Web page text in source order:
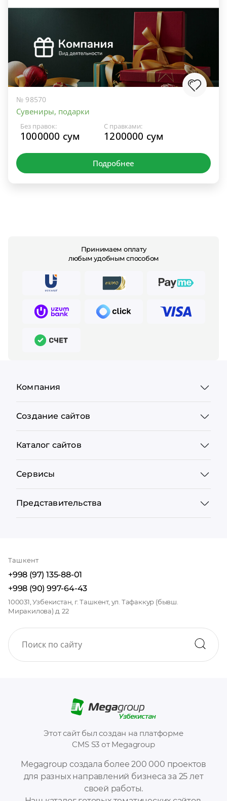
№ 98570
Сувениры, подарки
Без правок:
1000000 сум
С правками:
1200000 сум
Подробнее
Принимаем оплату
любым удобным способом
Megagroup создала более 200 000 проектов
для разных направлений бизнеса за 25 лет
своей работы.
Этот сайт был создан на платформе
CMS S3 от Megagroup
Компания
Создание сайтов
Каталог сайтов
Сервисы
Представительства
Ташкент
+998 (97) 135-88-01
+998 (90) 997-64-43
100031, Узбекистан, г. Ташкент, ул. Тафаккур (бывш.
Миракилова) д. 22